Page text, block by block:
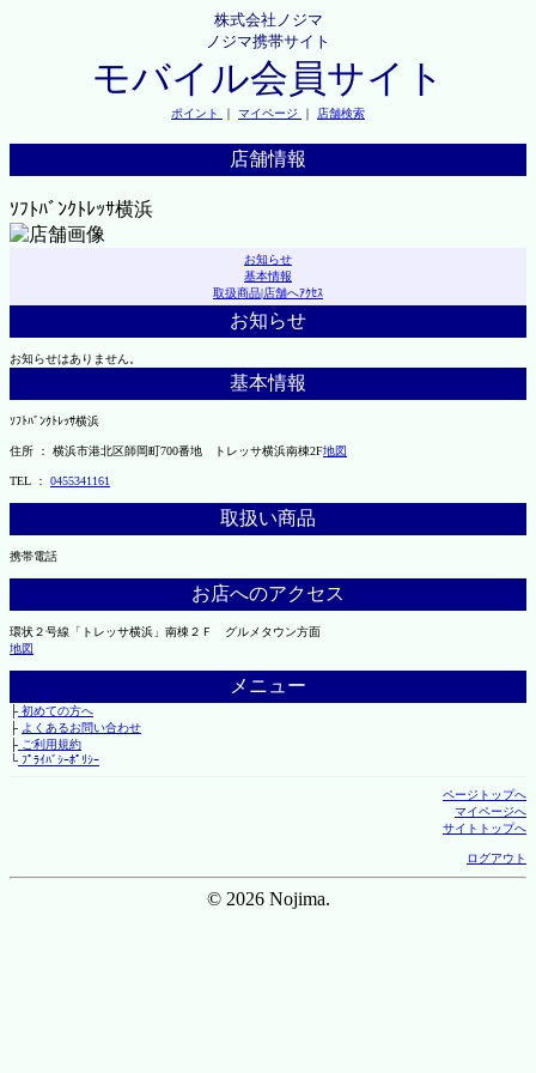
株式会社ノジマ
ノジマ携帯サイト
モバイル会員サイト
ポイント ｜ マイページ ｜ 店舗検索
店舗情報
ｿﾌﾄﾊﾞﾝｸﾄﾚｯｻ横浜
お知らせ
基本情報
取扱商品|店舗へｱｸｾｽ
お知らせ
お知らせはありません。
基本情報
ｿﾌﾄﾊﾞﾝｸﾄﾚｯｻ横浜
住所 ： 横浜市港北区師岡町700番地 トレッサ横浜南棟2F地図
TEL ： 0455341161
取扱い商品
携帯電話
お店へのアクセス
環状２号線「トレッサ横浜」南棟２Ｆ グルメタウン方面
地図
メニュー
├初めての方へ
├ よくあるお問い合わせ
├ご利用規約
└ﾌﾟﾗｲﾊﾞｼｰﾎﾟﾘｼｰ
ページトップへ
マイページへ
サイトトップへ
ログアウト
© 2026 Nojima.